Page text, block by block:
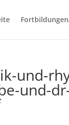
und-
und-